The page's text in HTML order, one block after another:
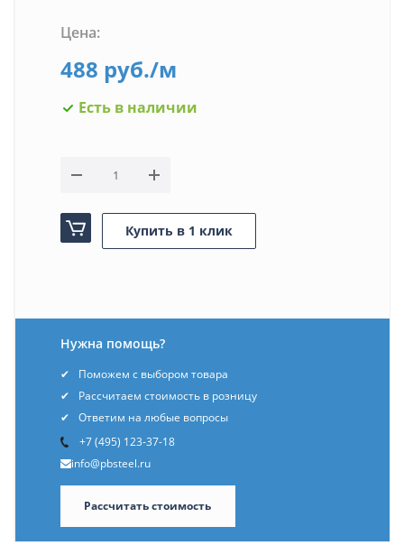
Цена:
488 руб./м
Есть в наличии
Купить в 1 клик
Нужна помощь?
Поможем с выбором товара
Рассчитаем стоимость в розницу
Ответим на любые вопросы
+7 (495) 123-37-18
info@pbsteel.ru
Рассчитать стоимость